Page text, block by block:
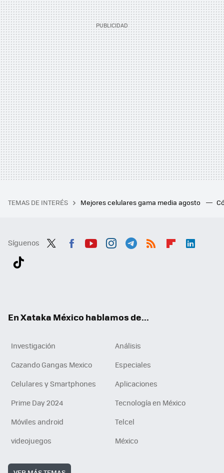
TEMAS DE INTERÉS Mejores celulares gama media agosto
Síguenos
En Xataka México hablamos de...
Investigación
Análisis
Cazando Gangas Mexico
Especiales
Celulares y Smartphones
Aplicaciones
Prime Day 2024
Tecnología en México
Móviles android
Telcel
videojuegos
México